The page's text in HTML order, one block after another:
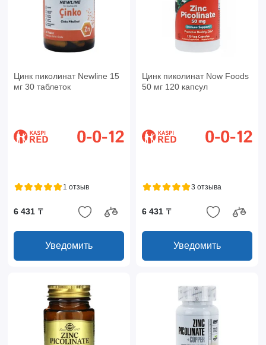
Цинк пиколинат Newline 15
мг 30 таблеток
1 отзыв
6 431 ₸
Уведомить
Цинк пиколинат Now Foods
50 мг 120 капсул
3 отзыва
6 431 ₸
Уведомить